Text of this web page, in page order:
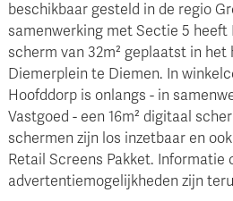
beschikbaar gesteld in de regio
samenwerking met Sectie 5 heeft
scherm van 32m² geplaatst in
Diemerplein te Diemen. In
Hoofddorp is onlangs - in
Vastgoed - een 16m² digitaal
schermen zijn los inzetbaar en
Retail Screens Pakket. Informatie
advertentiemogelijkheden zijn